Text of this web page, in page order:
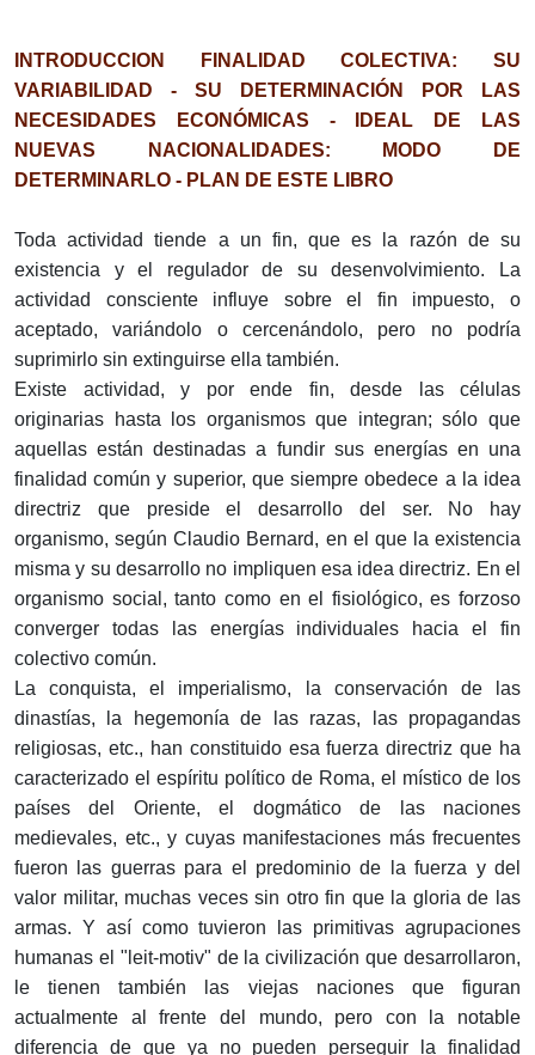
INTRODUCCION FINALIDAD COLECTIVA: SU
VARIABILIDAD - SU DETERMINACIÓN POR LAS
NECESIDADES ECONÓMICAS - IDEAL DE LAS
NUEVAS NACIONALIDADES: MODO DE
DETERMINARLO - PLAN DE ESTE LIBRO
Toda actividad tiende a un fin, que es la razón de su
existencia y el regulador de su desenvolvimiento. La
actividad consciente influye sobre el fin impuesto, o
aceptado, variándolo o cercenándolo, pero no podría
suprimirlo sin extinguirse ella también.
Existe actividad, y por ende fin, desde las células
originarias hasta los organismos que integran; sólo que
aquellas están destinadas a fundir sus energías en una
finalidad común y superior, que siempre obedece a la idea
directriz que preside el desarrollo del ser. No hay
organismo, según Claudio Bernard, en el que la existencia
misma y su desarrollo no impliquen esa idea directriz. En el
organismo social, tanto como en el fisiológico, es forzoso
converger todas las energías individuales hacia el fin
colectivo común.
La conquista, el imperialismo, la conservación de las
dinastías, la hegemonía de las razas, las propagandas
religiosas, etc., han constituido esa fuerza directriz que ha
caracterizado el espíritu político de Roma, el místico de los
países del Oriente, el dogmático de las naciones
medievales, etc., y cuyas manifestaciones más frecuentes
fueron las guerras para el predominio de la fuerza y del
valor militar, muchas veces sin otro fin que la gloria de las
armas. Y así como tuvieron las primitivas agrupaciones
humanas el "leit-motiv" de la civilización que desarrollaron,
le tienen también las viejas naciones que figuran
actualmente al frente del mundo, pero con la notable
diferencia de que ya no pueden perseguir la finalidad